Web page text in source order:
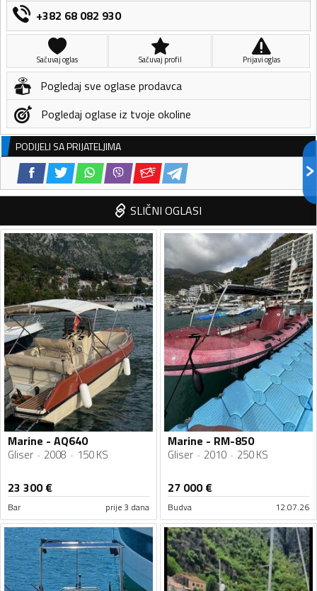
+382 68 082 930
Sačuvaj oglas Sačuvaj profil Prijavi oglas
Pogledaj sve oglase prodavca
Pogledaj oglase iz tvoje okoline
PODIJELI SA PRIJATELJIMA
SLIČNI OGLASI
Marine - AQ640
Gliser 2008 150 KS
23 300€
Bar prije 3 dana
Marine - RM-850
Gliser 2010 250 KS
27 000€
Budva 12.07.26